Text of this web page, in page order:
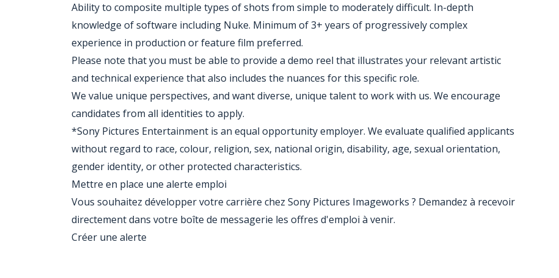
Ability to composite multiple types of shots from simple to moderately difficult. In-depth
knowledge of software including Nuke. Minimum of 3+ years of progressively complex
experience in production or feature film preferred.
Please note that you must be able to provide a demo reel that illustrates your relevant artistic
and technical experience that also includes the nuances for this specific role.
We value unique perspectives, and want diverse, unique talent to work with us. We encourage
candidates from all identities to apply.
*Sony Pictures Entertainment is an equal opportunity employer. We evaluate qualified applicants
without regard to race, colour, religion, sex, national origin, disability, age, sexual orientation,
gender identity, or other protected characteristics.
Mettre en place une alerte emploi
Vous souhaitez développer votre carrière chez Sony Pictures Imageworks ? Demandez à recevoir
directement dans votre boîte de messagerie les offres d'emploi à venir.
Créer une alerte